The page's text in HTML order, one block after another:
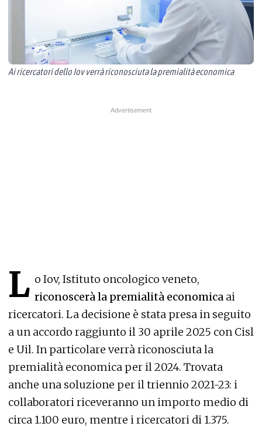
Ai ricercatori dello Iov verrà riconosciuta la premialità economica
L o Iov, Istituto oncologico veneto,
riconoscerà la premialità economica ai
ricercatori. La decisione è stata presa in seguito
a un accordo raggiunto il 30 aprile 2025 con Cisl
e Uil. In particolare verrà riconosciuta la
premialità economica per il 2024. Trovata
anche una soluzione per il triennio 2021-23: i
collaboratori riceveranno un importo medio di
circa 1.100 euro, mentre i ricercatori di 1.375.